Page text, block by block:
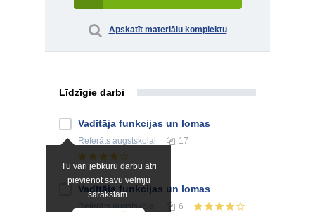
Apskatīt materiālu komplektu
Līdzīgie darbi
Tu vari jebkuru darbu ātri
pievienot savu vēlmju
sarakstam.
Vadītāja funkcijas un lomas
Referāts augstskolai 17
Vadītāja funkcijas un lomas
Referātsaugstskolai 6